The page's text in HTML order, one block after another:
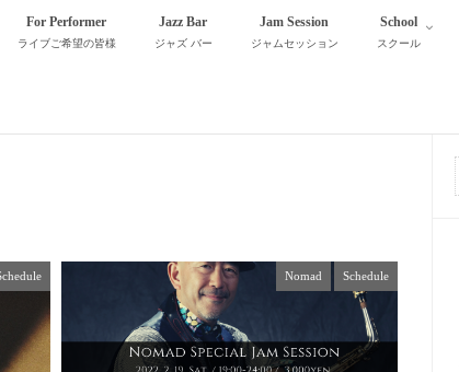
For Performer
ライブご希望の皆様
Jazz Bar
ジャズ バー
Jam Session
ジャムセッション
School
スクール
Nomad Schedule